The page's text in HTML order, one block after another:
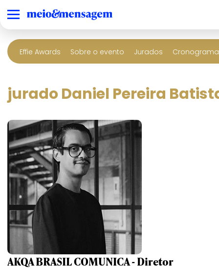
Effie Awards Sobre o evento Jurados
jurado Daniel Pereira
AKQA BRASIL COMUNICA - Diretor